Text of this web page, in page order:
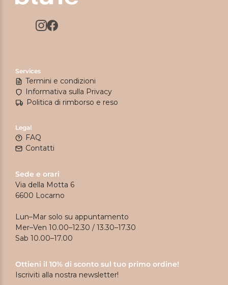
Services
Termini e condizioni
Informativa sulla Privacy
Politica di rimborso e reso
Legal
FAQ
Contatti
Sede e orari
Via della Motta 6
6600 Locarno
Lun–Mar solo su appuntamento
Mer–Ven 10.00–12.30 / 13.30–17.30
Sab 10.00–17.00
Ottieni il 10% di sconto sul tuo primo ordine!
Iscriviti alla nostra newsletter!